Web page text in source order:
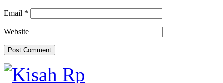
Email *
Website